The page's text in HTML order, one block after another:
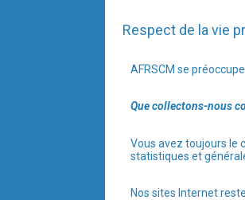
Respect de la vie
AFRSCM se
Que collectons-nous
Vous avez toujours le
statistiques et
Nos sites Internet